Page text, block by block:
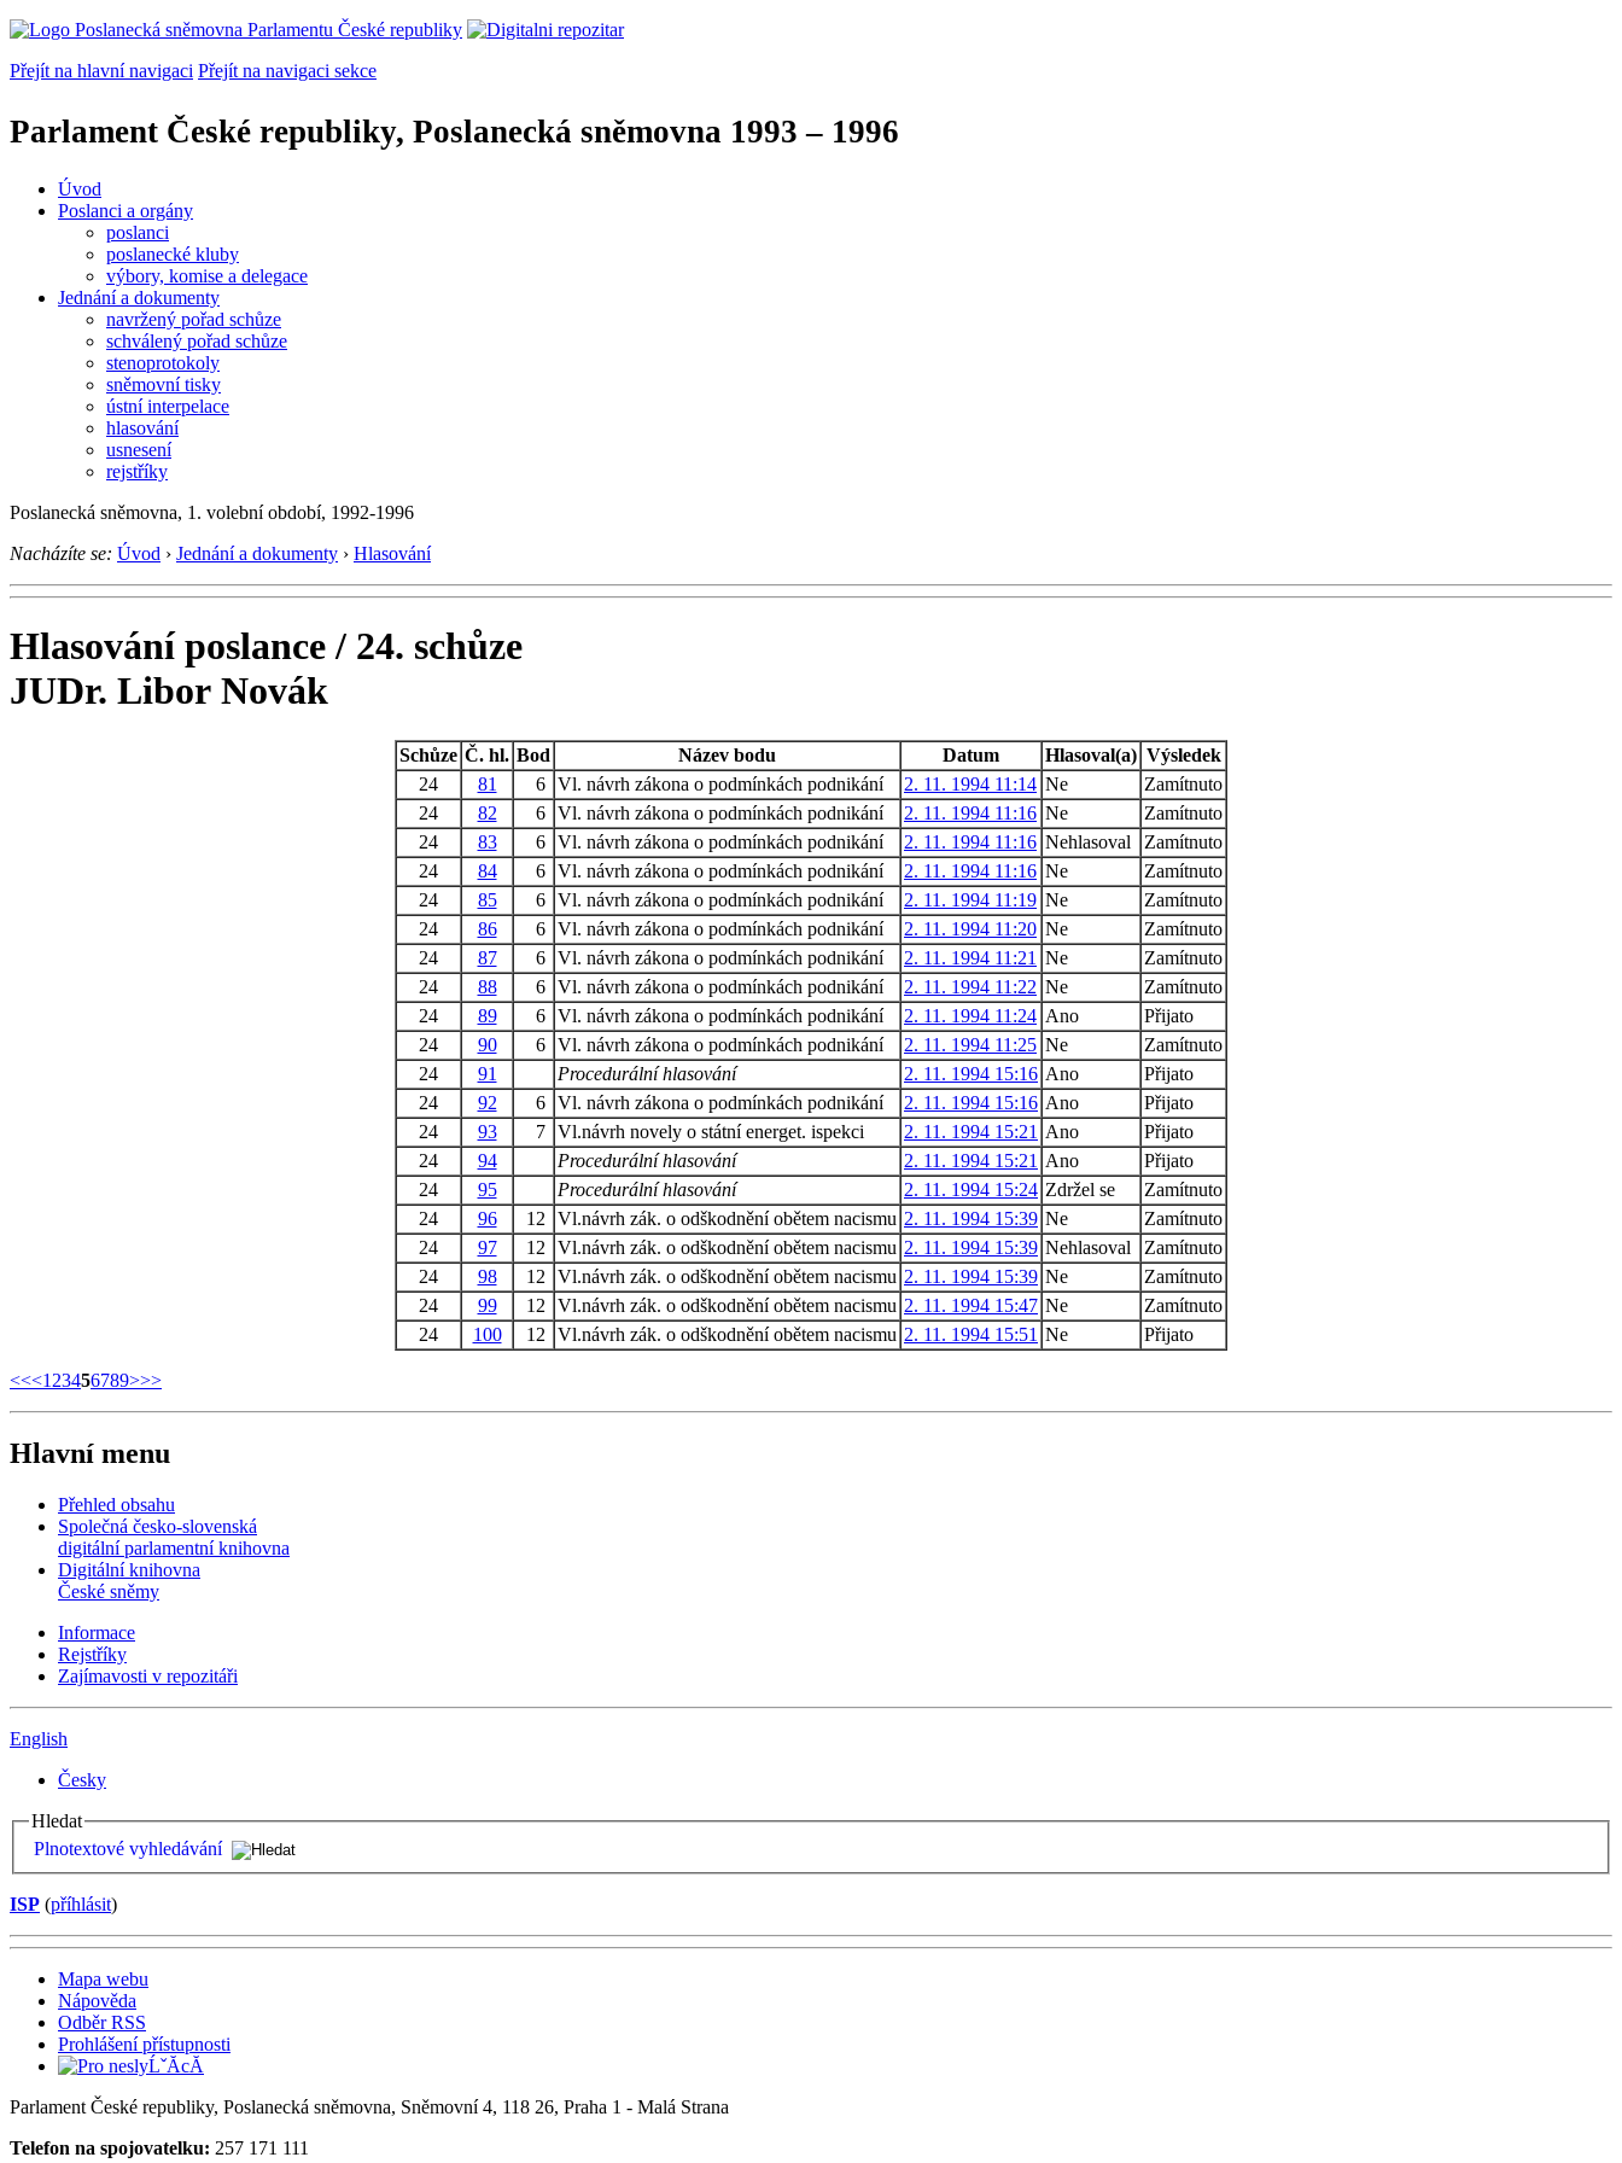
Přejít na hlavní navigaci Přejít na navigaci sekce
Parlament České republiky, Poslanecká sněmovna 1993 – 1996
Úvod
Poslanci a orgány
poslanci
poslanecké kluby
výbory, komise a delegace
Jednání a dokumenty
navržený pořad schůze
schválený pořad schůze
stenoprotokoly
sněmovní tisky
ústní interpelace
hlasování
usnesení
rejstříky
Poslanecká sněmovna, 1. volební období, 1992-1996
Nacházíte se: Úvod › Jednání a dokumenty › Hlasování
Hlasování poslance / 24. schůze
JUDr. Libor Novák
Schůze Č. hl. Bod Název bodu Datum Hlasoval(a) Výsledek
24
81 6 Vl. návrh zákona o podmínkách podnikání 2. 11. 1994 11:14 Ne
Zamítnuto
24
82 6 Vl. návrh zákona o podmínkách podnikání 2. 11. 1994 11:16 Ne
Zamítnuto
24
83 6 Vl. návrh zákona o podmínkách podnikání 2. 11. 1994 11:16 Nehlasoval
Zamítnuto
24
84 6 Vl. návrh zákona o podmínkách podnikání 2. 11. 1994 11:16 Ne
Zamítnuto
24
85 6 Vl. návrh zákona o podmínkách podnikání 2. 11. 1994 11:19 Ne
Zamítnuto
24
86 6 Vl. návrh zákona o podmínkách podnikání 2. 11. 1994 11:20 Ne
Zamítnuto
24
87 6 Vl. návrh zákona o podmínkách podnikání 2. 11. 1994 11:21 Ne
Zamítnuto
24
88 6 Vl. návrh zákona o podmínkách podnikání 2. 11. 1994 11:22 Ne
Zamítnuto
24
89 6 Vl. návrh zákona o podmínkách podnikání 2. 11. 1994 11:24 Ano
Přijato
24
90 6 Vl. návrh zákona o podmínkách podnikání 2. 11. 1994 11:25 Ne
Zamítnuto
24
91 Procedurální hlasování 2. 11. 1994 15:16 Ano
Přijato
24
92 6 Vl. návrh zákona o podmínkách podnikání 2. 11. 1994 15:16 Ano
Přijato
24
93 7 Vl.návrh novely o státní energet. ispekci 2. 11. 1994 15:21 Ano
Přijato
24
94 Procedurální hlasování 2. 11. 1994 15:21 Ano
Přijato
24
95 Procedurální hlasování 2. 11. 1994 15:24 Zdržel se
Zamítnuto
24
96 12 Vl.návrh zák. o odškodnění obětem nacismu 2. 11. 1994 15:39 Ne
Zamítnuto
24
97 12 Vl.návrh zák. o odškodnění obětem nacismu 2. 11. 1994 15:39 Nehlasoval
Zamítnuto
24
98 12 Vl.návrh zák. o odškodnění obětem nacismu 2. 11. 1994 15:39 Ne
Zamítnuto
24
99 12 Vl.návrh zák. o odškodnění obětem nacismu 2. 11. 1994 15:47 Ne
Zamítnuto
24
100 12 Vl.návrh zák. o odškodnění obětem nacismu 2. 11. 1994 15:51 Ne Přijato
<<<1 23456789>>>
Hlavní menu
Přehled obsahu
Společná česko-slovenská
digitální parlamentní knihovna
Digitální knihovna
České sněmy
Informace
Rejstříky
Zajímavosti v repozitáři
English
Česky
Hledat
Plnotextové vyhledávání
ISP (příhlásit)
Mapa webu
Nápověda
Odběr RSS
Prohlášení přístupnosti
Parlament České republiky, Poslanecká sněmovna, Sněmovní 4, 118 26, Praha 1 - Malá Strana
Telefon na spojovatelku: 257 171 111